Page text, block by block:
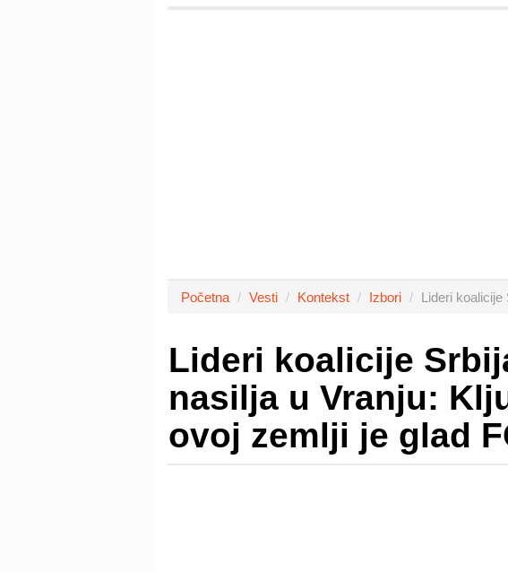
Početna Vesti Kontekst Izbori Lideri
Lideri koalicije
nasilja u Vranju:
ovoj zemlji je glad